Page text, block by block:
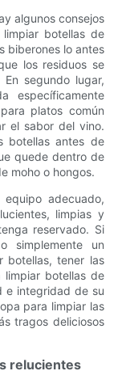
algunos consejos
botellas de
biberones lo antes
los residuos se
segundo lugar,
específicamente
platos común
el sabor del vino.
botellas antes de
quede dentro de
moho o hongos.
adecuado,
limpias y
reservado. Si
simplemente un
botellas, tener las
limpiar botellas de
e integridad de su
para limpiar las
tragos deliciosos
relucientes